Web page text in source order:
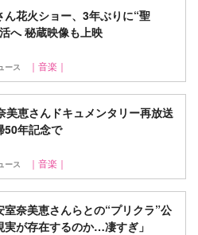
ん花火ショー、3年ぶりに“聖
へ 秘蔵映像も上映
ース ｜音楽｜
美恵さんドキュメンタリー再放送
50年記念で
ース ｜音楽｜
室奈美恵さんらとの“プリクラ”公
実が存在するのか…凄すぎ」